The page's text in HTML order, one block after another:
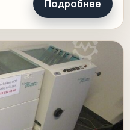
Подробнее